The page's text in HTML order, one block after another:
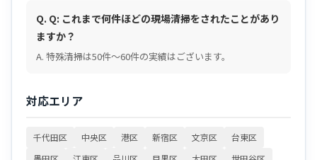
Q. Q: これまで何件ほどの現場清掃をされたことがあり
ますか？
A. 特殊清掃は50件～60件の実績はございます。
対応エリア
千代田区 中央区 港区 新宿区 文京区
台東区